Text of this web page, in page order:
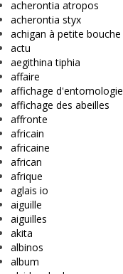
acherontia atropos
acherontia styx
achigan à petite bouche
actu
aegithina tiphia
affaire
affichage d'entomologie
affichage des abeilles
affronte
africain
africaine
african
afrique
aglais io
aiguille
aiguilles
akita
albinos
album